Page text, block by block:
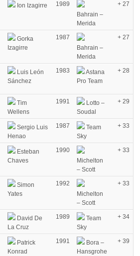
Ion Izagirre
1989
Bahrain –
Merida
+ 27
Gorka
Izagirre
1987
Bahrain –
Merida
+ 27
Luis León
Sánchez
1983
Astana
Pro Team
+ 28
Tim
Wellens
1991
Lotto –
Soudal
+ 29
Sergio Luis
Henao
1987
Team
Sky
+ 33
Esteban
Chaves
1990
Michelton
– Scott
+ 33
Simon
Yates
1992
Michelton
– Scott
+ 33
David De
La Cruz
1989
Team
Sky
+ 34
Patrick
Konrad
1991
Bora –
Hansgrohe
+ 39